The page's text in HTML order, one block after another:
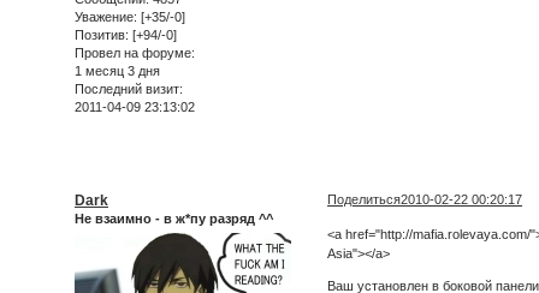
Уважение: [+35/-0]
Позитив: [+94/-0]
Провел на форуме:
1 месяц 3 дня
Последний визит:
2011-04-09 23:13:02
Поделиться2010-02-22 00:20:17
Dark
Не взаимно - в ж*пу разряд ^^
<a href="http://mafia.rolevaya.com/
Asia"></a>
Ваш установлен в боковой